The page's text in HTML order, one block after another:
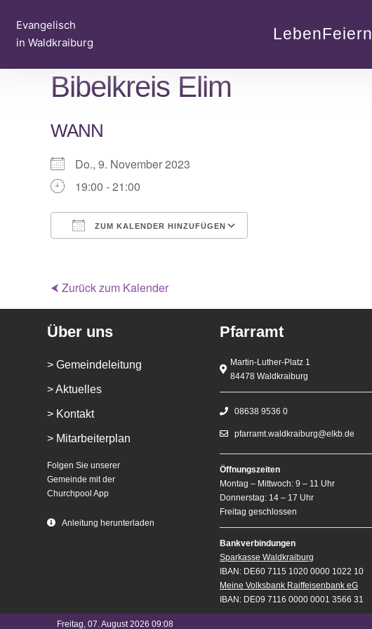
Inhalt
springen
Evangelisch
in Waldkraiburg
LebenFeiern
Bibelkreis Elim
WANN
Do., 9. November 2023
19:00 - 21:00
ZUM KALENDER HINZUFÜGEN
⮜ Zurück zum Kalender
Über uns
> Gemeindeleitung
> Aktuelles
> Kontakt
> Mitarbeiterplan
Folgen Sie unserer
Gemeinde mit der
Churchpool App
Anleitung herunterladen
Pfarramt
Martin-Luther-Platz 1
84478 Waldkraiburg
08638 9536 0
pfarramt.waldkraiburg@elkb.de
Öffnungszeiten
Montag – Mittwoch: 9 – 11 Uhr
Donnerstag: 14 – 17 Uhr
Freitag geschlossen
Bankverbindungen
Sparkasse Waldkraiburg
IBAN: DE60 7115 1020 0000 1022 10
Meine Volksbank Raiffeisenbank eG
IBAN: DE09 7116 0000 0001 3566 31
Freitag, 07. August 2026 09:08